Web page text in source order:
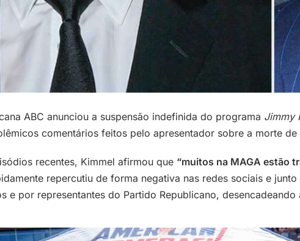
ABC anunciou a suspensão indefinida do programa Jimmy
comentários feitos pelo apresentador sobre a morte
recentes, Kimmel afirmou que “muitos na MAGA estão
repercutiu de forma negativa nas redes sociais e
e por representantes do Partido Republicano, desencadeando